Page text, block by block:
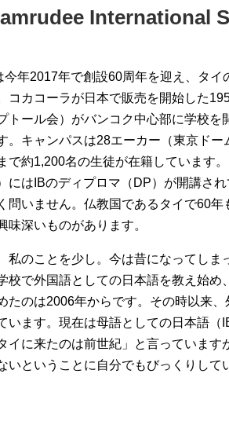
International
今年2017年で創設60周年を迎え、タ
コカコーラが日本で販売を開始した
トール会）がバンコク中心部に学校
。キャンパスは28エーカー（東京ド
で約1,200名の生徒が在籍しています
にはIBのディプロマ（DP）が開講さ
問いません。仏教国であるタイで60
味深いものがあります。
私のことを少し。今は昔になってし
校で外国語としての日本語を教え始
たのは2006年からです。その時以来
います。現在は母語としての日本語
イに来たのは前世紀」と言っていま
いということに自分でもびっくりし